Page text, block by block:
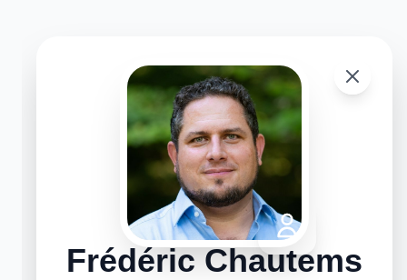
Frédéric Chautems